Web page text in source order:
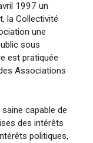
1997 un
la Collectivité
une
sous
est pratiquée
Associations
capable de
des intérêts
politiques,